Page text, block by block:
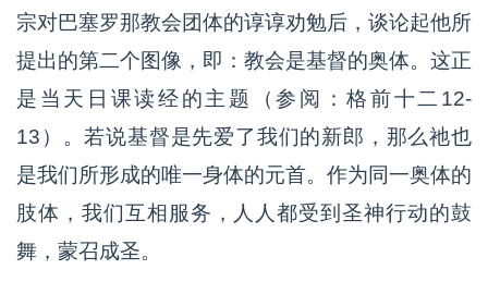
宗对巴塞罗那教会团体的谆谆劝勉后，谈论起他所
提出的第二个图像，即：教会是基督的奥体。这正
是当天日课读经的主题（参阅：格前十二12-
13）。若说基督是先爱了我们的新郎，那么祂也
是我们所形成的唯一身体的元首。作为同一奥体的
肢体，我们互相服务，人人都受到圣神行动的鼓
舞，蒙召成圣。